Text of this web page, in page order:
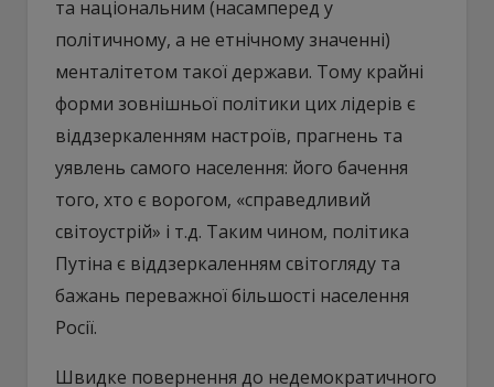
та національним (насамперед у
політичному, а не етнічному значенні)
менталітетом такої держави. Тому крайні
форми зовнішньої політики цих лідерів є
віддзеркаленням настроїв, прагнень та
уявлень самого населення: його бачення
того, хто є ворогом, «справедливий
світоустрій» і т.д. Таким чином, політика
Путіна є віддзеркаленням світогляду та
бажань переважної більшості населення
Росії.
Швидке повернення до недемократичного